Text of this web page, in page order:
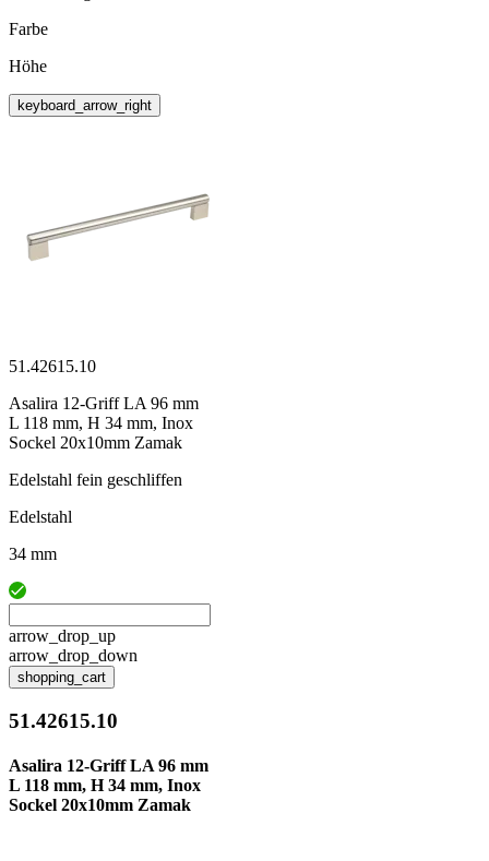
Farbe
Höhe
keyboard_arrow_right
51.42615.10
Asalira 12-Griff LA 96 mm
L 118 mm, H 34 mm, Inox
Sockel 20x10mm Zamak
Edelstahl fein geschliffen
Edelstahl
34 mm
arrow_drop_up
arrow_drop_down
shopping_cart
51.42615.10
Asalira 12-Griff LA 96 mm
L 118 mm, H 34 mm, Inox
Sockel 20x10mm Zamak